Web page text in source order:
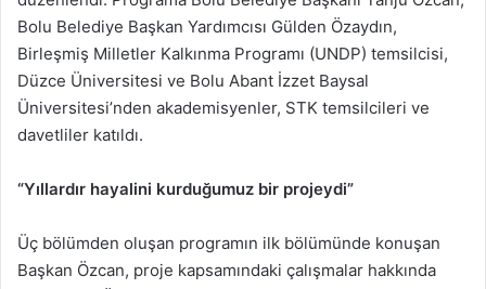
Bolu Belediye Başkan Yardımcısı Gülden Özaydın,
Birleşmiş Milletler Kalkınma Programı (UNDP) temsilcisi,
Düzce Üniversitesi ve Bolu Abant İzzet Baysal
Üniversitesi’nden akademisyenler, STK temsilcileri ve
davetliler katıldı.
“Yıllardır hayalini kurduğumuz bir projeydi”
Üç bölümden oluşan programın ilk bölümünde konuşan
Başkan Özcan, proje kapsamındaki çalışmalar hakkında